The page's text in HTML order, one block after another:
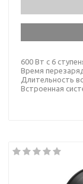
600 Вт с 6
Время
Длительность
Встроенная